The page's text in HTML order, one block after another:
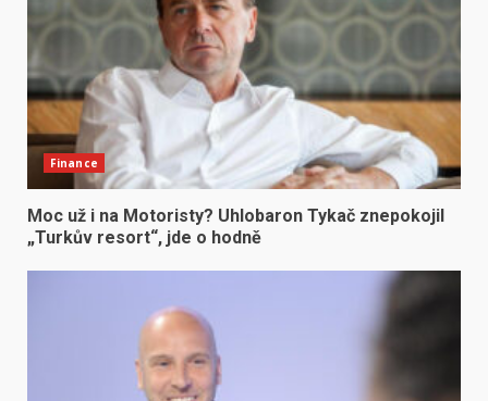
Finance
Moc už i na Motoristy? Uhlobaron Tykač znepokojil
„Turkův resort“, jde o hodně